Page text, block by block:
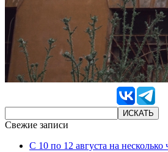
Свежие записи
С 10 по 12 августа на